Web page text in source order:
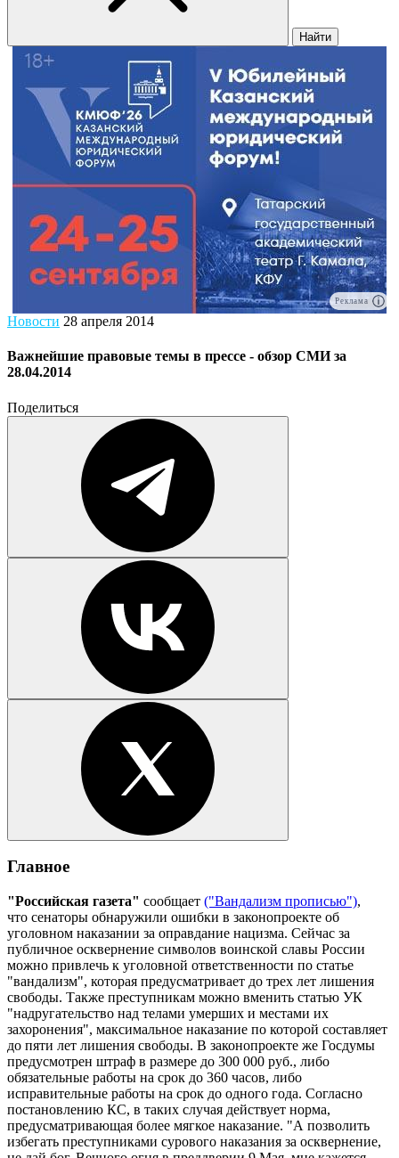
Найти
Реклама
Новости 28 апреля 2014
Важнейшие правовые темы в прессе - обзор СМИ за
28.04.2014
Поделиться
Главное
"Российская газета" сообщает ("Вандализм прописью"),
что сенаторы обнаружили ошибки в законопроекте об
уголовном наказании за оправдание нацизма. Сейчас за
публичное осквернение символов воинской славы России
можно привлечь к уголовной ответственности по статье
"вандализм", которая предусматривает до трех лет лишения
свободы. Также преступникам можно вменить статью УК
"надругательство над телами умерших и местами их
захоронения", максимальное наказание по которой составляет
до пяти лет лишения свободы. В законопроекте же Госдумы
предусмотрен штраф в размере до 300 000 руб., либо
обязательные работы на срок до 360 часов, либо
исправительные работы на срок до одного года. Согласно
постановлению КС, в таких случая действует норма,
предусматривающая более мягкое наказание. "А позволить
избегать преступниками сурового наказания за осквернение,